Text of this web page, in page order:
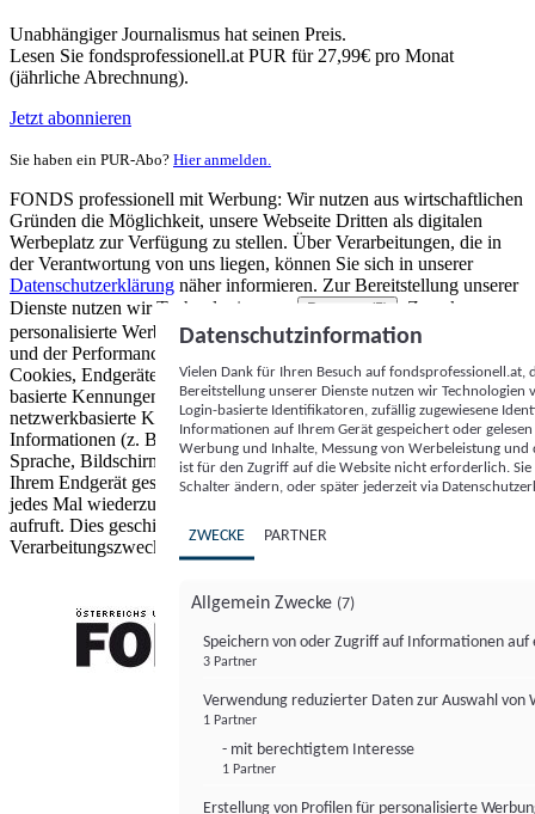
Unabhängiger Journalismus hat seinen Preis.
Lesen Sie fondsprofessionell.at PUR für 27,99€ pro Monat
(jährliche Abrechnung).
Jetzt abonnieren
Sie haben ein PUR-Abo? Hier anmelden.
FONDS professionell mit Werbung: Wir nutzen aus wirtschaftlichen
Gründen die Möglichkeit, unsere Webseite Dritten als digitalen
Werbeplatz zur Verfügung zu stellen. Über Verarbeitungen, die in
der Verantwortung von uns liegen, können Sie sich in unserer
Datenschutzerklärung näher informieren. Zur Bereitstellung unserer
Dienste nutzen wir Technologien von
Partnern (5)
. Zwecke:
personalisierte Werbung und Inhalte, Messung von Werbeleistung
und der Performance von Inhalten sowie Zielgruppenforschung.
Cookies, Endgeräte- oder ähnliche Online-Kennungen (z. B. login-
basierte Kennungen, zufällig generierte Kennungen,
netzwerkbasierte Kennungen) können zusammen mit anderen
Informationen (z. B. Browsertyp und Browserinformationen,
Sprache, Bildschirmgröße, unterstützte Technologien usw.) auf
Ihrem Endgerät gespeichert oder von dort ausgelesen werden, um es
jedes Mal wiederzuerkennen, wenn es eine App oder einer Webseite
aufruft. Dies geschieht für einen oder mehrere der hier aufgeführten
Verarbeitungszwecke.
Datenschutzinformation
Vielen Dank für Ihren Besuch auf
Bereitstellung unserer Dienste nutzen wir Technologien
Login-basierte Identifikatoren, zufällig zugewiesene
Informationen auf Ihrem Gerät gespeichert oder
Werbung und Inhalte, Messung von Werbeleistung
ist für den Zugriff auf die Website nicht erforderlich.
Schalter ändern, oder später jederzeit via
ZWECKE PARTNER
Allgemein Zwecke (7)
Speichern von oder Zugriff auf Informationen auf
3 Partner
Verwendung reduzierter Daten zur Auswahl von
1 Partner
- mit berechtigtem Interesse
1 Partner
Erstellung von Profilen für personalisierte
FONDS professionell